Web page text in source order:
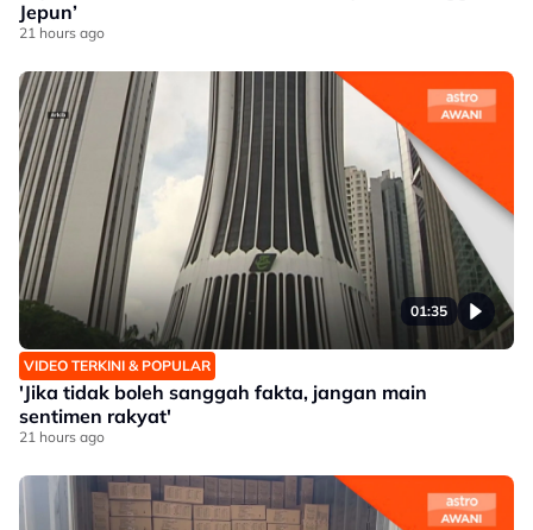
Jepun’
21 hours ago
01:35
VIDEO TERKINI & POPULAR
'Jika tidak boleh sanggah fakta, jangan main
sentimen rakyat'
21 hours ago